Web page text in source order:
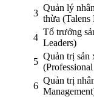
3
Quản lý
thừa (Talens
4
Tổ trưởng
Leaders)
5
Quản trị sản
6
Quản trị